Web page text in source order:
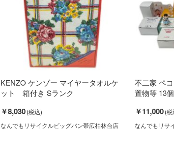
KENZO ケンゾー マイヤータオルケ
ット 箱付き Sランク
￥8,030
なんでもリサイクルビッグバン帯広柏林台店
不二家 ペ
置物等 13
￥11,000
なんでもリサ